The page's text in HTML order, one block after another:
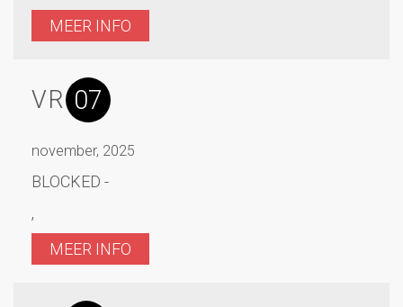
MEER INFO
VR 07
november, 2025
BLOCKED -
,
MEER INFO